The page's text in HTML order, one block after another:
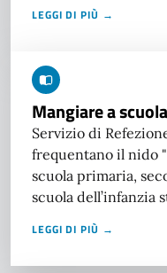
LEGGI DI PIÙ →
Mangiare a scuola
Servizio di
frequentano il nido
scuola primaria,
scuola dell’infanzia
LEGGI DI PIÙ →